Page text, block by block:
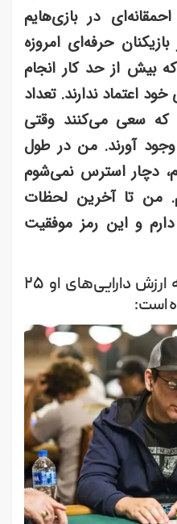
در بازی‌هایم
حرفه‌ای امروزه
بیش از حد کار انجام
اعتماد ندارند. تعداد
که سعی می‌کنند وقتی
وجود آورند. من در طول
دچار استرس نمی‌شوم
من تا آخرین لحظات
و این رمز موفقیت
با فیل لاک آشنا شوید که ارزش دارایی‌های او ۲۵
است: